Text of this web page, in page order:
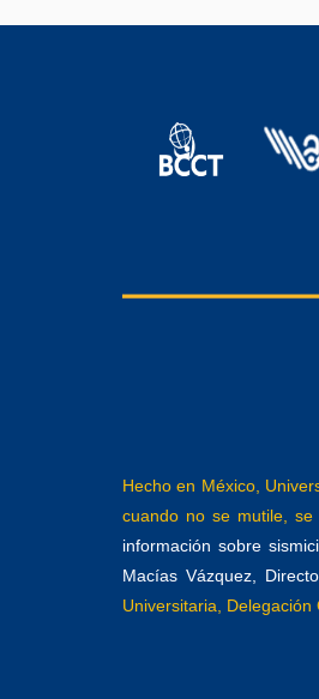
Hecho en México,
cuando no se mutile,
información sobre
Macías Vázquez,
Universitaria, Delegación